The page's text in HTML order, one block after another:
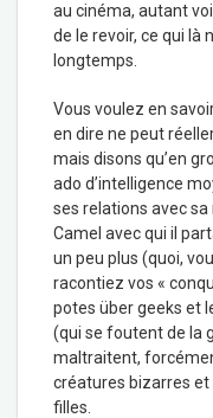
au cinéma, autant
de le revoir, ce qui là
longtemps.
Vous voulez en
en dire ne peut
mais disons qu’en
ado d’intelligence
ses relations avec
Camel avec qui il
un peu plus (quoi,
racontiez vos «
potes über geeks et
(qui se foutent de la
maltraitent,
créatures bizarres
filles.